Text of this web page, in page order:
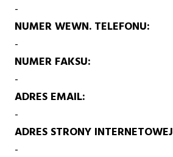
-
NUMER WEWN. TELEFONU
-
NUMER FAKSU
-
ADRES EMAIL
-
ADRES STRONY INTERNETOWEJ
-